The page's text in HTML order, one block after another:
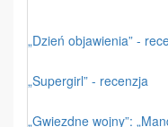
„Dzień objawienia” -
„Supergirl” - recenzja
„Gwiezdne wojny”: